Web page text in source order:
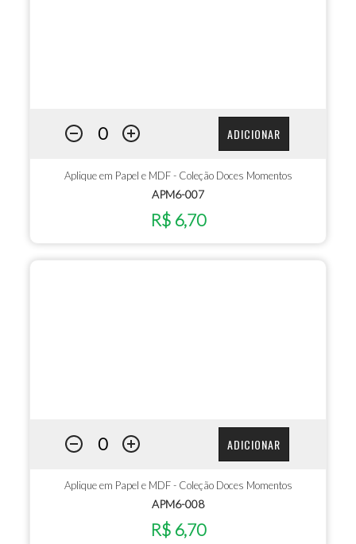
ADICIONAR
Aplique em Papel e MDF - Coleção Doces Momentos
APM6-007
R$ 6,70
ADICIONAR
Aplique em Papel e MDF - Coleção Doces Momentos
APM6-008
R$ 6,70